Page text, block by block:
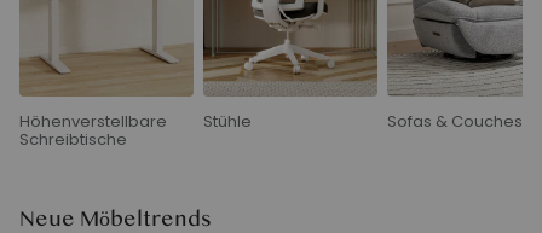
Höhenverstellbare
Schreibtische
Stühle Sofas & Couches
Neue Möbeltrends